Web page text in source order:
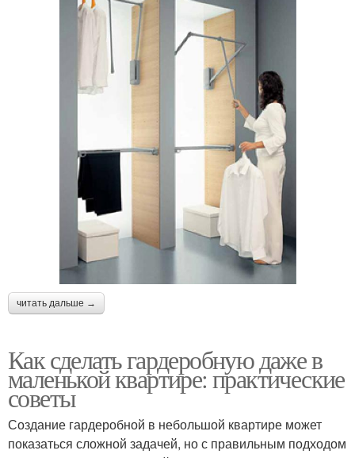
читать дальше →
Как сделать гардеробную даже в
маленькой квартире: практические
советы
Создание гардеробной в небольшой квартире может
показаться сложной задачей, но с правильным подходом